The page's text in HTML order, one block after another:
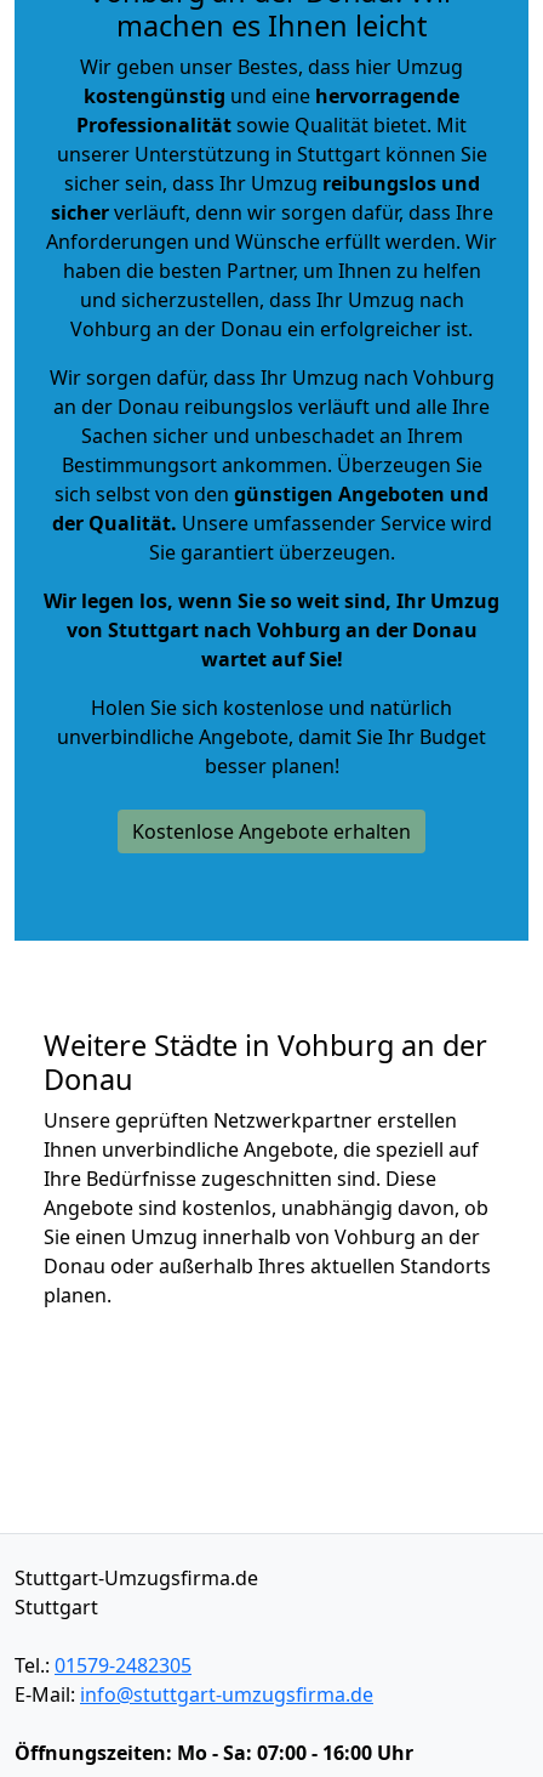
machen es Ihnen leicht
Wir geben unser Bestes, dass hier Umzug
kostengünstig und eine hervorragende
Professionalitätsowie Qualität bietet. Mit
unserer Unterstützung in Stuttgart können Sie
sicher sein, dass Ihr Umzug reibungslos und
sicherverläuft, denn wir sorgen dafür, dass Ihre
Anforderungen und Wünsche erfüllt werden. Wir
haben die besten Partner, um Ihnen zu helfen
und sicherzustellen, dass Ihr Umzug nach
Vohburg an der Donau ein erfolgreicher ist.
Wir sorgen dafür, dass Ihr Umzug nach Vohburg
an der Donau reibungslos verläuft und alle Ihre
Sachen sicher und unbeschadet an Ihrem
Bestimmungsort ankommen. Überzeugen Sie
sich selbst von den günstigen Angeboten und
der Qualität. Unsere umfassender Service wird
Sie garantiert überzeugen.
Wir legen los, wenn Sie so weit sind, Ihr Umzug
von Stuttgart nach Vohburg an der Donau
wartet auf Sie!
Holen Sie sich kostenlose und natürlich
unverbindliche Angebote, damit Sie Ihr Budget
besser planen!
Kostenlose Angebote erhalten
Weitere Städte in Vohburg an der
Donau
Unsere geprüften Netzwerkpartner erstellen
Ihnen unverbindliche Angebote, die speziell auf
Ihre Bedürfnisse zugeschnitten sind. Diese
Angebote sind kostenlos, unabhängig davon, ob
Sie einen Umzug innerhalb von Vohburg an der
Donau oder außerhalb Ihres aktuellen Standorts
planen.
Stuttgart-Umzugsfirma.de
Stuttgart
Tel.: 01579-2482305
E-Mail: info@stuttgart-umzugsfirma.de
Öffnungszeiten: Mo - Sa: 07:00 - 16:00 Uhr